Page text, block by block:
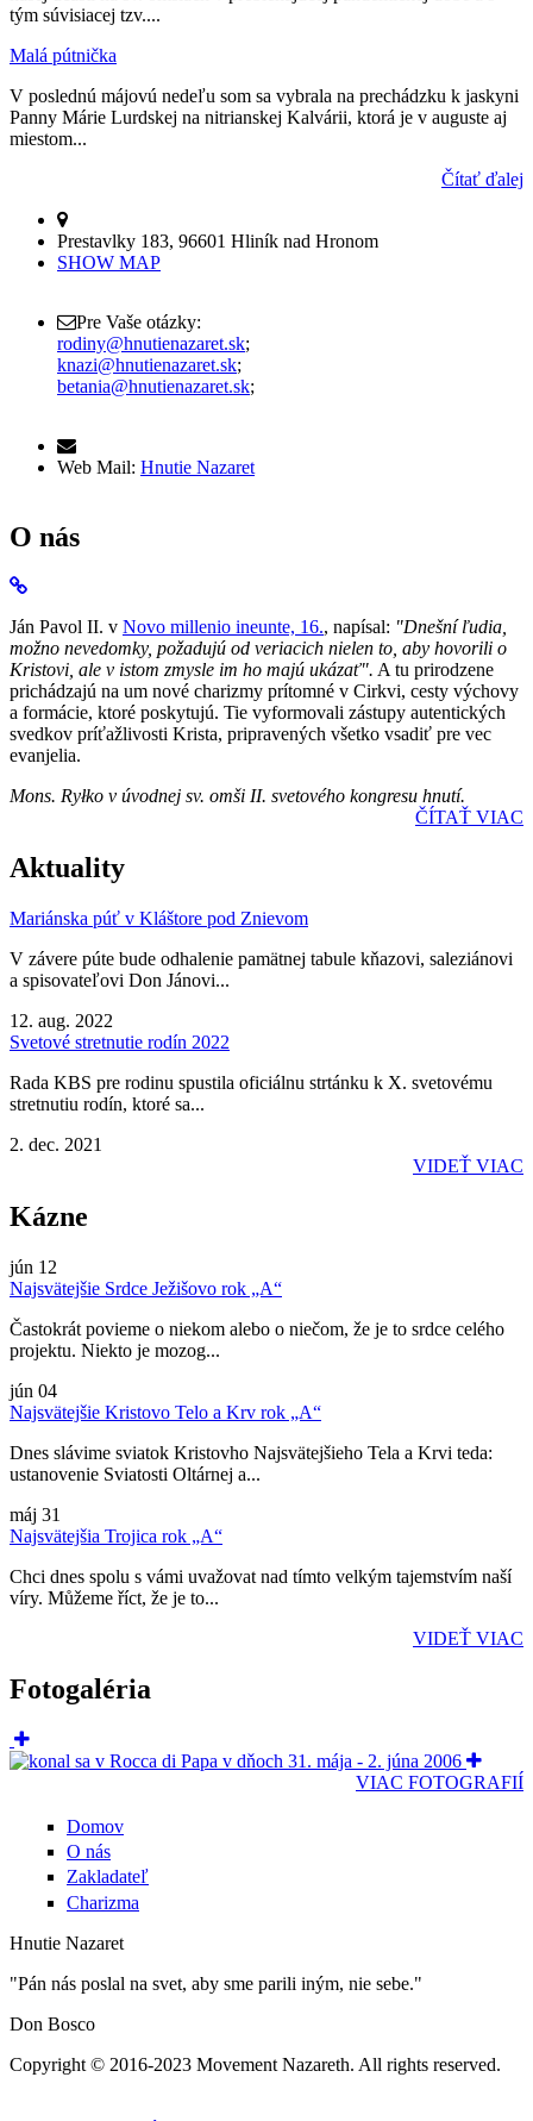
tým súvisiacej tzv....
Malá pútnička
V poslednú májovú nedeľu som sa vybrala na prechádzku k jaskyni
Panny Márie Lurdskej na nitrianskej Kalvárii, ktorá je v auguste aj
miestom...
Čítať ďalej
Prestavlky 183, 96601 Hliník nad Hronom
SHOW MAP
Pre Vaše otázky:
rodiny@hnutienazaret.sk;
knazi@hnutienazaret.sk;
betania@hnutienazaret.sk;
Web Mail: Hnutie Nazaret
O nás
Ján Pavol II. v Novo millenio ineunte, 16., napísal: "Dnešní ľudia,
možno nevedomky, požadujú od veriacich nielen to, aby hovorili o
Kristovi, ale v istom zmysle im ho majú ukázať". A tu prirodzene
prichádzajú na um nové charizmy prítomné v Cirkvi, cesty výchovy
a formácie, ktoré poskytujú. Tie vyformovali zástupy autentických
svedkov príťažlivosti Krista, pripravených všetko vsadiť pre vec
evanjelia.
Mons. Ryłko v úvodnej sv. omši II. svetového kongresu hnutí.
ČÍTAŤ VIAC
Aktuality
Mariánska púť v Kláštore pod Znievom
V závere púte bude odhalenie pamätnej tabule kňazovi, saleziánovi
a spisovateľovi Don Jánovi...
12. aug. 2022
Svetové stretnutie rodín 2022
Rada KBS pre rodinu spustila oficiálnu strtánku k X. svetovému
stretnutiu rodín, ktoré sa...
2. dec. 2021
VIDEŤ VIAC
Kázne
jún 12
Najsvätejšie Srdce Ježišovo rok „A“
Častokrát povieme o niekom alebo o niečom, že je to srdce celého
projektu. Niekto je mozog...
jún 04
Najsvätejšie Kristovo Telo a Krv rok „A“
Dnes slávime sviatok Kristovho Najsvätejšieho Tela a Krvi teda:
ustanovenie Sviatosti Oltárnej a...
máj 31
Najsvätejšia Trojica rok „A“
Chci dnes spolu s vámi uvažovat nad tímto velkým tajemstvím naší
víry. Můžeme říct, že je to...
VIDEŤ VIAC
Fotogaléria
VIAC FOTOGRAFIÍ
Domov
O nás
Zakladateľ
Charizma
Hnutie Nazaret
"Pán nás poslal na svet, aby sme parili iným, nie sebe."
Don Bosco
Copyright © 2016-2023 Movement Nazareth. All rights reserved.